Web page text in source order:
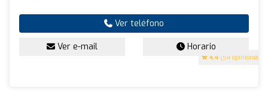
4.4 (54 opiniones)
Ver teléfono
Ver e-mail Horario